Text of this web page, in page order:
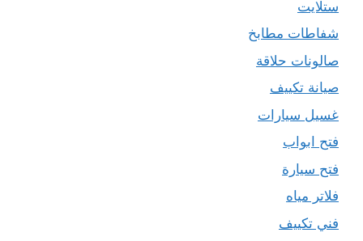
ستلايت
شفاطات مطابخ
صالونات حلاقة
صيانة تكييف
غسيل سيارات
فتح ابواب
فتح سيارة
فلاتر مياه
فني تكييف